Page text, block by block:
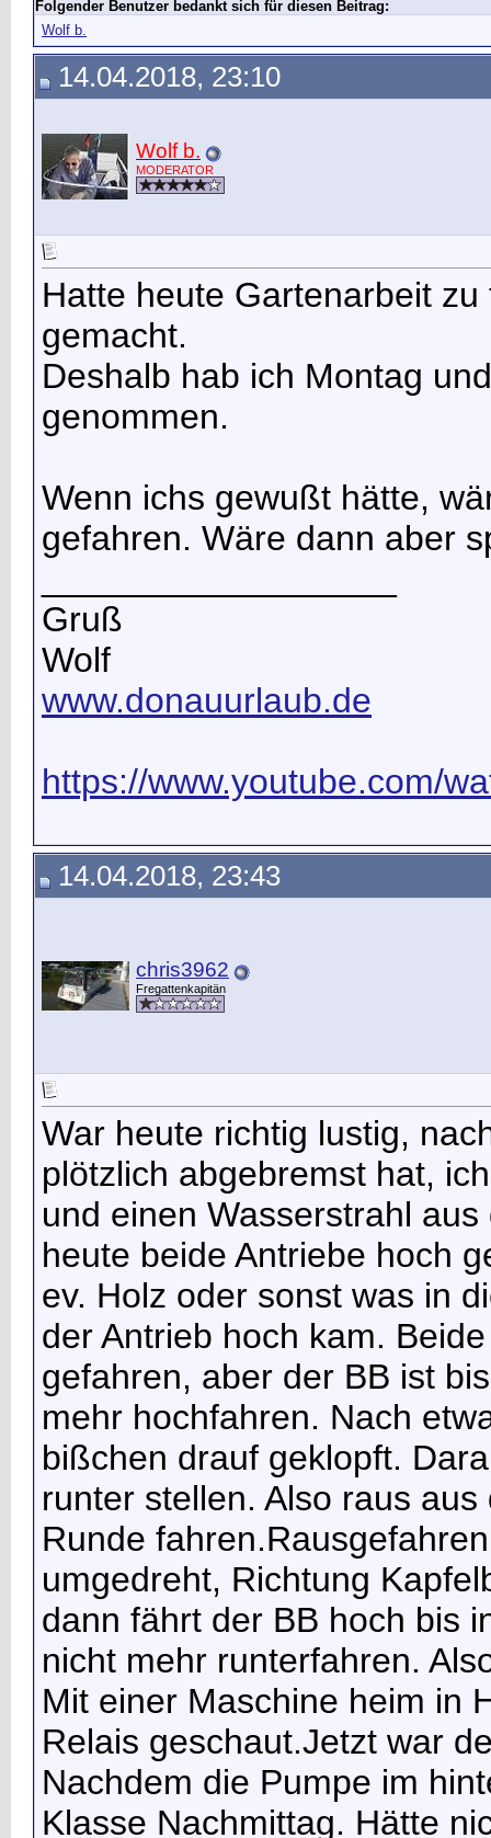
Folgender Benutzer bedankt sich für diesen Beitrag:
Wolf b.
14.04.2018, 23:10
Wolf b.
MODERATOR
Hatte heute Gartenarbeit
gemacht.
Deshalb hab ich Montag
genommen.
Wenn ichs gewußt hätte,
gefahren. Wäre dann aber
Gruß
Wolf
www.donauurlaub.de
https://www.youtube.com/
14.04.2018, 23:43
chris3962
Fregattenkapitän
War heute richtig lustig,
plötzlich abgebremst hat,
und einen Wasserstrahl
heute beide Antriebe hoch
ev. Holz oder sonst was in
der Antrieb hoch kam.
gefahren, aber der BB ist
mehr hochfahren. Nach
bißchen drauf geklopft.
runter stellen. Also raus
Runde
umgedreht, Richtung
dann fährt der BB hoch bis
nicht mehr runterfahren.
Mit einer Maschine heim in
Relais geschaut.Jetzt war
Nachdem die Pumpe im
Klasse Nachmittag. Hätte